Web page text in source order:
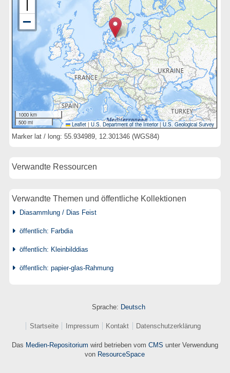
1000 km
500 mi
Leaflet | U.S. Department of the Interior|U.S. Geological Survey
Marker lat / long: 55.934989, 12.301346 (WGS84)
Verwandte Ressourcen
Verwandte Themen und öffentliche Kollektionen
Diasammlung / Dias Feist
öffentlich: Farbdia
öffentlich: Kleinbilddias
öffentlich: papier-glas-Rahmung
Sprache: Deutsch
Startseite Impressum Kontakt Datenschutzerklärung
Das Medien-Repositorium wird betrieben vom CMS unter Verwendung
von ResourceSpace